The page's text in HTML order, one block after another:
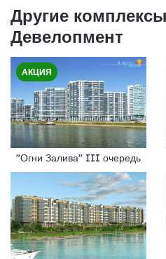
Другие
Девелопмент
АКЦИЯ
"Огни Залива" III очередь